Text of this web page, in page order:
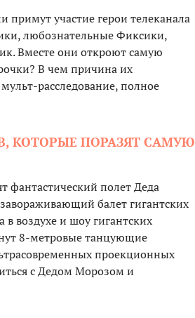
примут участие герои телеканала
любознательные Фиксики,
Вместе они откроют самую
В чем причина их
расследование, полное
КОТОРЫЕ ПОРАЗЯТ САМУЮ
фантастический полет Деда
балет гигантских
воздухе и шоу гигантских
8-метровые танцующие
проекционных
с Дедом Морозом и